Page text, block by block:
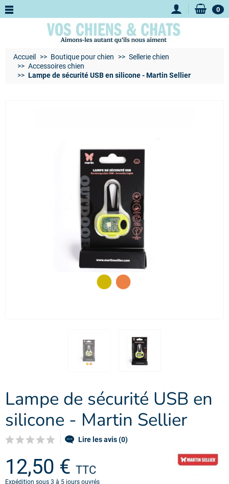
0
Accueil Boutique pour chien
Sellerie chien
Accessoires chien
Lampe de sécurité USB en silicone - Martin Sellier
Lampe de sécurité USB en
silicone - Martin Sellier
Lire les avis (0)
12,50 € TTC
Expédition sous 3 à 5 jours ouvrés